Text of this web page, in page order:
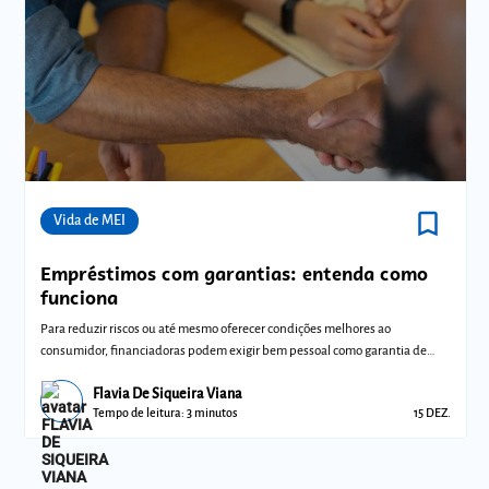
Vida de MEI bookmark_border
Empréstimos com garantias: entenda como
funciona
Para reduzir riscos ou até mesmo oferecer condições melhores ao
consumidor, financiadoras podem exigir bem pessoal como garantia de
Flavia De Siqueira Viana
Tempo de leitura: 3 minutos 15 DEZ.